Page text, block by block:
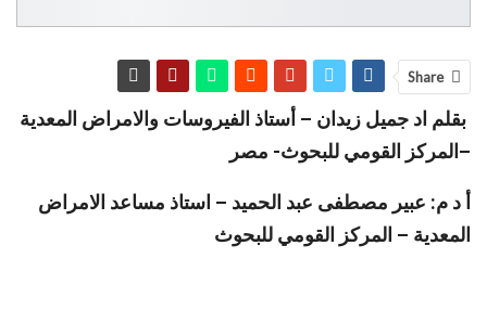
Share
بقلم اد جميل زيدان – أستاذ الفيروسات والامراض المعدية
–المركز القومي للبحوث- مصر
أ د م: عبير مصطفى عبد الحميد – استاذ مساعد الامراض
المعدية – المركز القومي للبحوث